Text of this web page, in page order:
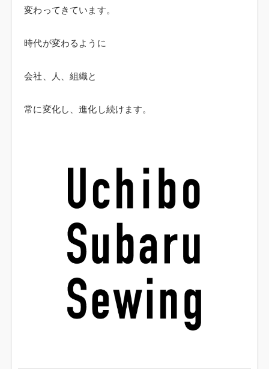
変わってきています。
時代が変わるように
会社、人、組織と
常に変化し、進化し続けます。